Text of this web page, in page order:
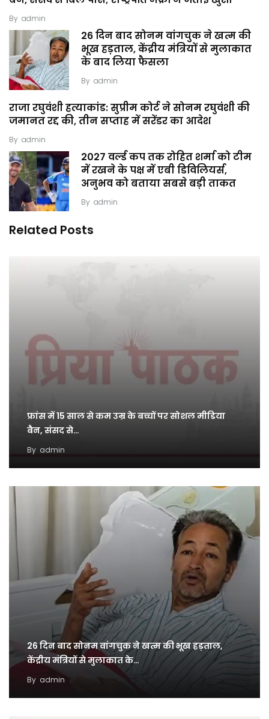
By admin
26 दिन बाद सोनम वांगचुक ने खत्म की
भूख हड़ताल, केंद्रीय मंत्रियों से मुलाकात
के बाद लिया फैसला
By admin
राजा रघुवंशी हत्याकांड: सुप्रीम कोर्ट ने सोनम रघुवंशी की
जमानत रद्द की, तीन सप्ताह में सरेंडर का आदेश
By admin
2027 वर्ल्ड कप तक रोहित शर्मा को टीम
में रखने के पक्ष में एबी डिविलियर्स,
अनुभव को बताया सबसे बड़ी ताकत
By admin
Related Posts
फ्रांस में 15 साल से कम उम्र के बच्चों पर सोशल मीडिया
बैन, संसद से…
By admin
26 दिन बाद सोनम वांगचुक ने खत्म की भूख हड़ताल,
केंद्रीय मंत्रियों से मुलाकात के…
By admin